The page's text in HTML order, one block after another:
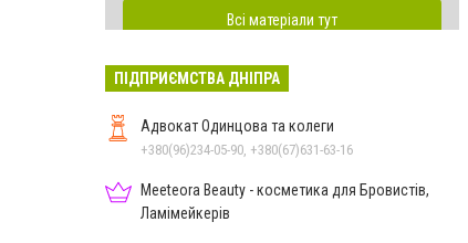
Всі матеріали тут
ПІДПРИЄМСТВА ДНІПРА
Адвокат Одинцова та колеги
+380(96)234-05-90, +380(67)631-63-16
Meeteora Beauty - косметика для Бровистів,
Ламімейкерів